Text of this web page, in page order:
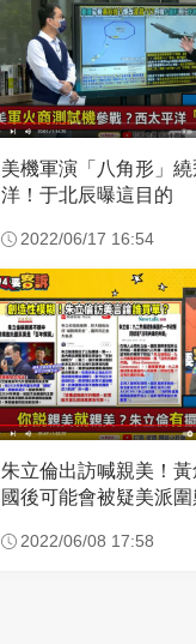
美機軍演「八角形」
洋！于北辰曝這目的
2022/06/17 16:54
朱立倫出訪喊親美！黃
國後可能會被疑美派圍
2022/06/08 17:58